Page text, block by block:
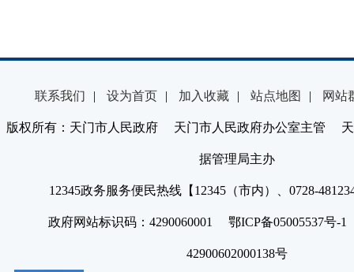
联系我们 | 设为首页 | 加入收藏 | 站点地图 | 网站
版权所有：天门市人民政府 天门市人民政府办公室主管 天
据管理局主办
12345政务服务便民热线【12345（市内）、0728-
政府网站标识码：4290060001 鄂ICP备05005537号
42900602000138号